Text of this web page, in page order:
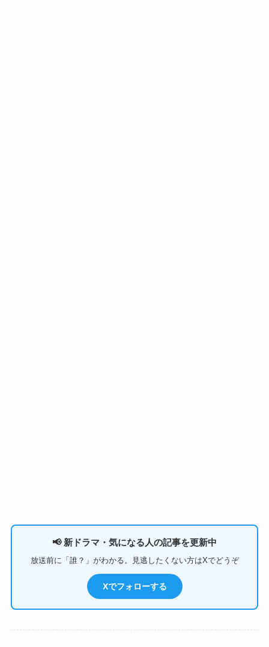
📢 新ドラマ・気になる人の記事を更新中
放送前に「誰？」がわかる。見逃したくない方はXでどうぞ
Xでフォローする